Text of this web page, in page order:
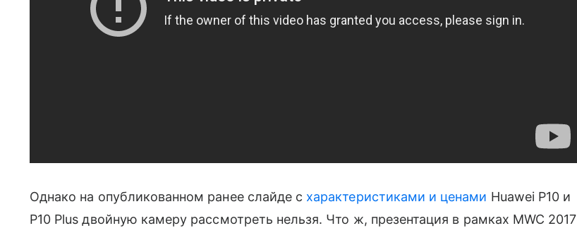
Однако на опубликованном ранее слайде с характеристиками и ценами Huawei P10 и
P10 Plus двойную камеру рассмотреть нельзя. Что ж, презентация в рамках MWC 2017